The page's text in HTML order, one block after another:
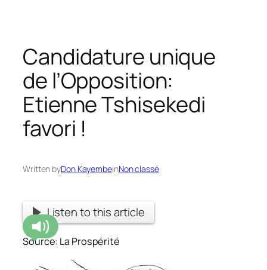
Candidature unique
de l’Opposition:
Etienne Tshisekedi
favori !
Written byDon KayembeinNon classé
Listen to this article
Source: La Prospérité